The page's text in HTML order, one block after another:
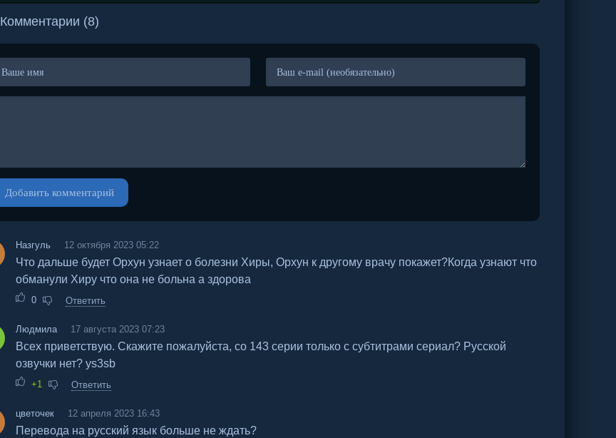
Комментарии (8)
Добавить комментарий
Назгуль 12 октября 2023 05:22
Что дальше будет Орхун узнает о болезни Хиры, Орхун к другому врачу покажет?Когда узнают что
обманули Хиру что она не больна а здорова
0 Ответить
Людмила 17 августа 2023 07:23
Всех приветствую. Скажите пожалуйста, со 143 серии только с субтитрами сериал? Русской
озвучки нет? ys3sb
+1 Ответить
цветочек 12 апреля 2023 16:43
Перевода на русский язык больше не ждать?